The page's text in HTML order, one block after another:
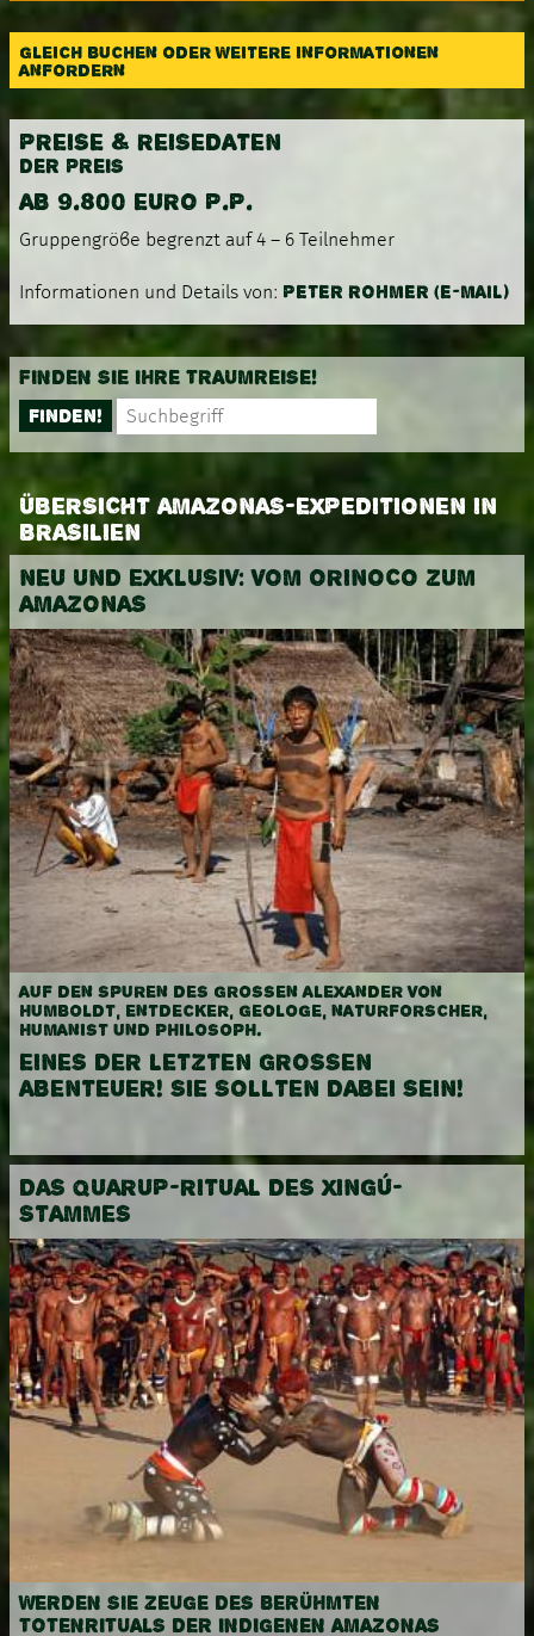
GLEICH BUCHEN ODER WEITERE INFORMATIONEN
ANFORDERN
PREISE & REISEDATEN
DER PREIS
AB 9.800 EURO P.P.
Gruppengröβe begrenzt auf 4 – 6 Teilnehmer
Informationen und Details von: PETER ROHMER (E-MAIL)
FINDEN SIE IHRE TRAUMREISE!
FINDEN!
ÜBERSICHT AMAZONAS-EXPEDITIONEN IN
BRASILIEN
NEU UND EXKLUSIV: VOM ORINOCO ZUM
AMAZONAS
AUF DEN SPUREN DES GROSSEN ALEXANDER VON H
UMBOLDT, ENTDECKER, GEOLOGE, NATURFORSCHER, H
UMANIST UND PHILOSOPH.
EINES DER LETZTEN GROSSEN A
BENTEUER! SIE SOLLTEN DABEI SEIN!
DAS QUARUP-RITUAL DES XINGÚ-
STAMMES
WERDEN SIE ZEUGE DES BERÜHMTEN
TOTENRITUALS DER INDIGENEN AMAZONAS